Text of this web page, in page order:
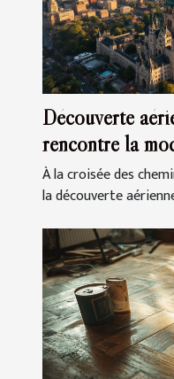
Découverte
rencontre la
À la croisée des
la découverte